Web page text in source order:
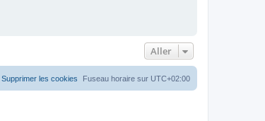
Aller
Fuseau horaire sur UTC+02:00
Supprimer les cookies